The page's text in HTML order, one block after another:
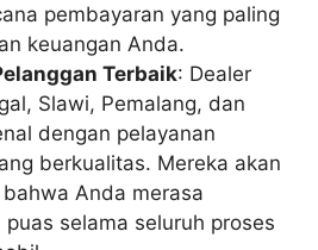
pembayaran yang paling
keuangan Anda.
Terbaik: Dealer
Slawi, Pemalang, dan
dengan pelayanan
berkualitas. Mereka akan
Anda merasa
selama seluruh proses